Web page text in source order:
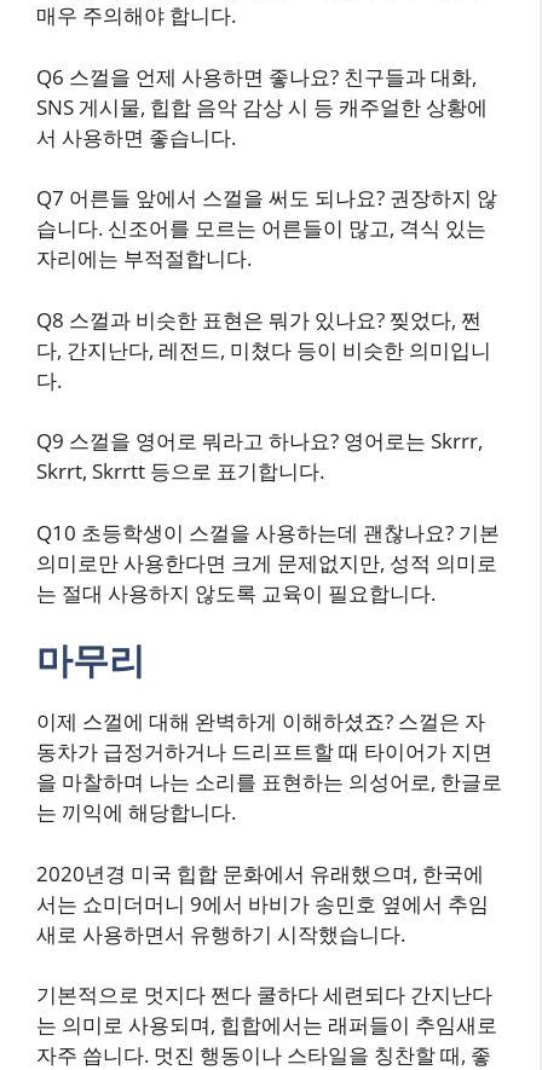
매우 주의해야 합니다.
Q6 스껄을 언제 사용하면 좋나요? 친구들과 대화,
SNS 게시물, 힙합 음악 감상 시 등 캐주얼한 상황에
서 사용하면 좋습니다.
Q7 어른들 앞에서 스껄을 써도 되나요? 권장하지 않
습니다. 신조어를 모르는 어른들이 많고, 격식 있는
자리에는 부적절합니다.
Q8 스껄과 비슷한 표현은 뭐가 있나요? 찢었다, 쩐
다, 간지난다, 레전드, 미쳤다 등이 비슷한 의미입니
다.
Q9 스껄을 영어로 뭐라고 하나요? 영어로는 Skrrr,
Skrrt, Skrrtt 등으로 표기합니다.
Q10 초등학생이 스껄을 사용하는데 괜찮나요? 기본
의미로만 사용한다면 크게 문제없지만, 성적 의미로
는 절대 사용하지 않도록 교육이 필요합니다.
마무리
이제 스껄에 대해 완벽하게 이해하셨죠? 스껄은 자
동차가 급정거하거나 드리프트할 때 타이어가 지면
을 마찰하며 나는 소리를 표현하는 의성어로, 한글로
는 끼익에 해당합니다.
2020년경 미국 힙합 문화에서 유래했으며, 한국에
서는 쇼미더머니 9에서 바비가 송민호 옆에서 추임
새로 사용하면서 유행하기 시작했습니다.
기본적으로 멋지다 쩐다 쿨하다 세련되다 간지난다
는 의미로 사용되며, 힙합에서는 래퍼들이 추임새로
자주 씁니다. 멋진 행동이나 스타일을 칭찬할 때, 좋